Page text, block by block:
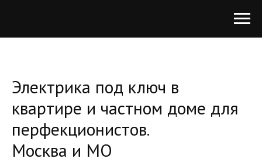
Электрика под ключ в
квартире и частном доме для
перфекционистов.
Москва и МО